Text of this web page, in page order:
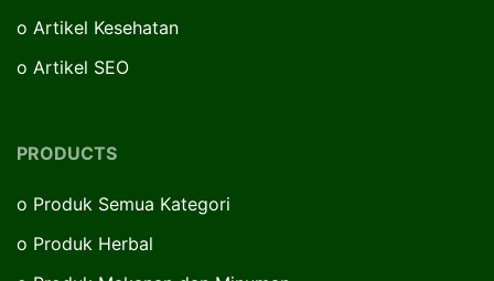
o Artikel Kesehatan
o Artikel SEO
PRODUCTS
o Produk Semua Kategori
o Produk Herbal